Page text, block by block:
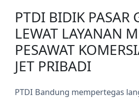
PTDI BIDIK PASAR
LEWAT LAYANAN
PESAWAT
JET PRIBADI
PTDI Bandung mempertegas